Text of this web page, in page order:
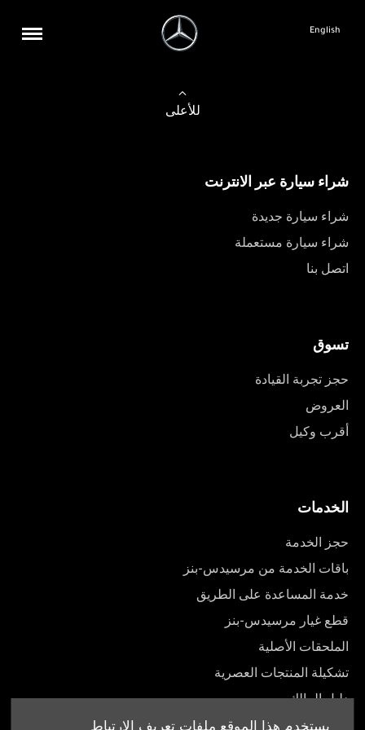
يستخدم هذا الموقع ملفات تعريف الارتباط
English
للأعلى
شراء سيارة عبر الانترنت
شراء سيارة جديدة
شراء سيارة مستعملة
اتصل بنا
تسوق
حجز تجربة القيادة
العروض
أقرب وكيل
الخدمات
حجز الخدمة
باقات الخدمة من مرسيدس-بنز
خدمة المساعدة على الطريق
قطع غيار مرسيدس-بنز
الملحقات الأصلية
تشكيلة المنتجات العصرية
دليل المالك